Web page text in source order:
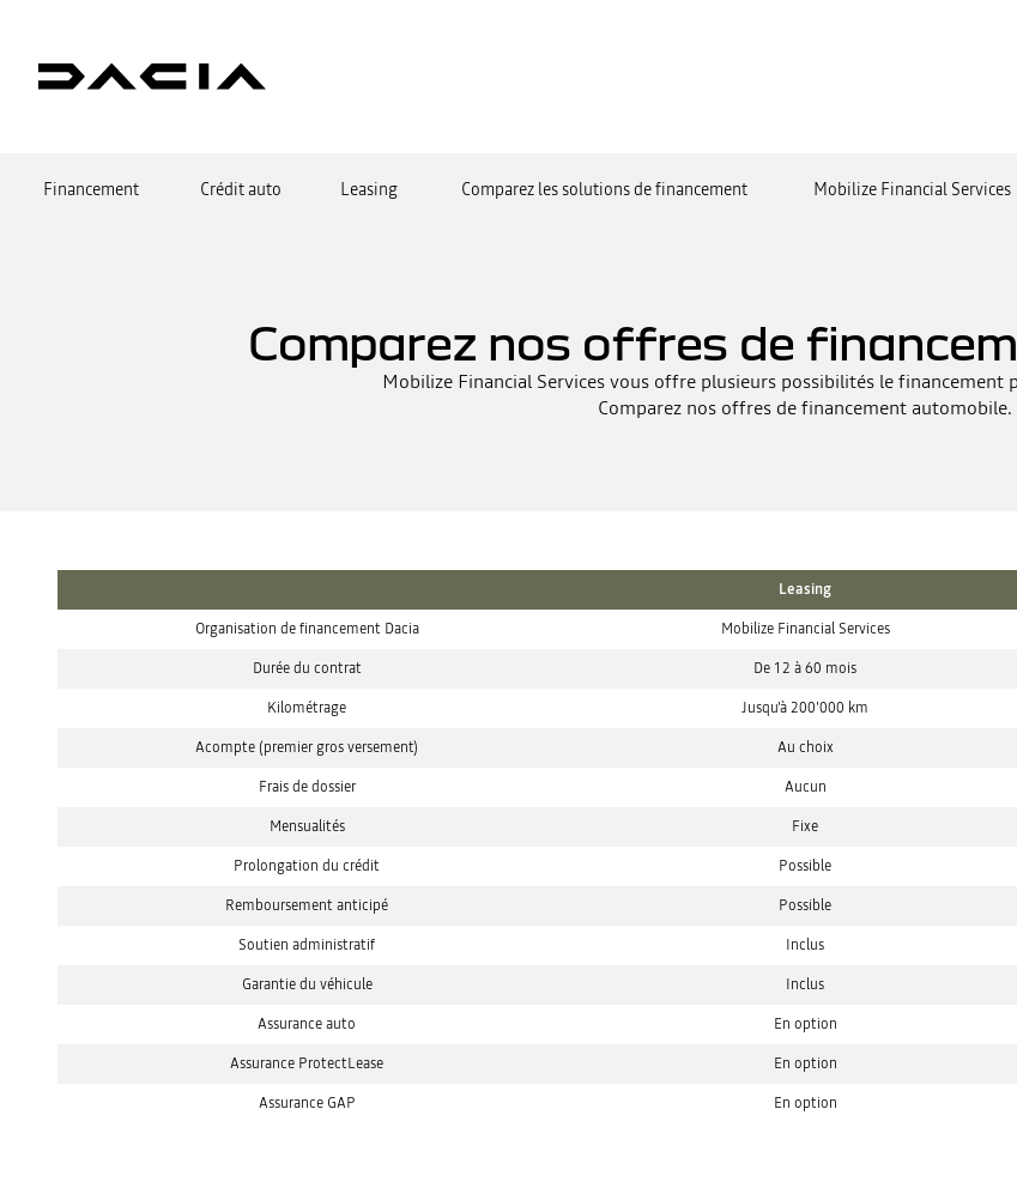
Financement Crédit auto Leasing Comparez les solutions de financement Mobilize Financial Services
Comparez nos offres de
Mobilize Financial Services vous offre plusieurs possibilités le financement
Comparez nos offres de financement automobile.
Leasing
Organisation de financement Dacia Mobilize Financial Services
Durée du contrat De 12 à 60 mois
Kilométrage Jusqu'à 200'000 km
Acompte (premier gros versement) Au choix
Frais de dossier Aucun
Mensualités Fixe
Prolongation du crédit Possible
Remboursement anticipé Possible
Soutien administratif Inclus
Garantie du véhicule Inclus
Assurance auto En option
Assurance ProtectLease En option
Assurance GAP En option